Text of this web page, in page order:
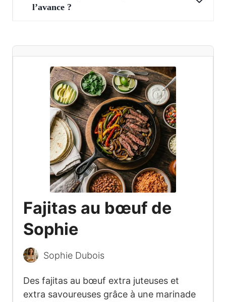
l’avance ?
Fajitas au bœuf de
Sophie
Sophie Dubois
Des fajitas au bœuf extra juteuses et
extra savoureuses grâce à une marinade